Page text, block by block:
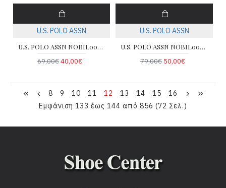
U.S. POLO ASSN
U.S. POLO ASSN NOBIL005-BLK
69,00€40,00€
U.S. POLO ASSN
U.S. POLO ASSN NOBIL009A-BLK
79,00€ 50,00€
8 9 10 11 12 13 14 15
16
Εμφάνιση 133 έως 144 από 856 (72 Σελ.)